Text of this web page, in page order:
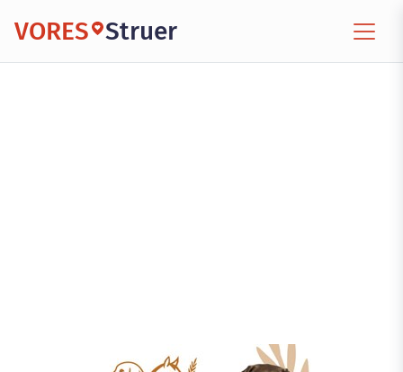
VORES Struer